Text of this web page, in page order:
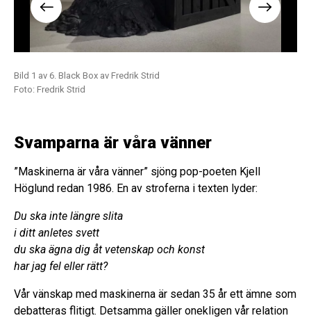
Bild 1 av 6. Black Box av Fredrik Strid
Foto: Fredrik Strid
Svamparna är våra vänner
”Maskinerna är våra vänner” sjöng pop-poeten Kjell
Höglund redan 1986. En av stroferna i texten lyder:
Du ska inte längre slita
i ditt anletes svett
du ska ägna dig åt vetenskap och konst
har jag fel eller rätt?
Vår vänskap med maskinerna är sedan 35 år ett ämne som
debatteras flitigt. Detsamma gäller onekligen vår relation